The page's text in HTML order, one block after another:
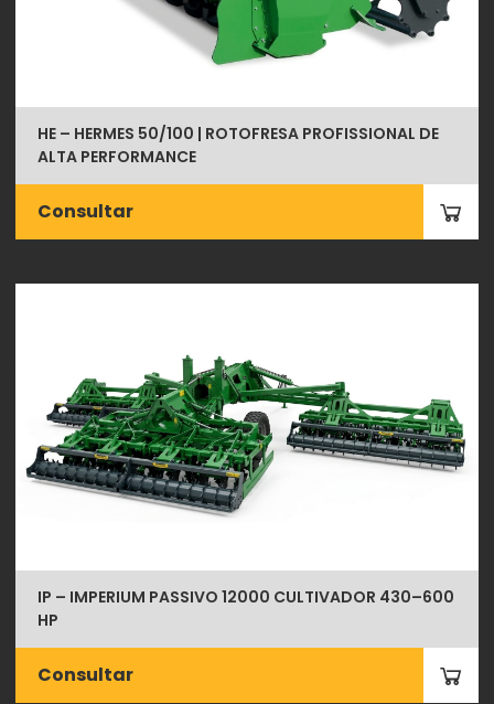
HE – HERMES 50/100 | ROTOFRESA PROFISSIONAL DE
ALTA PERFORMANCE
Consultar
IP – IMPERIUM PASSIVO 12000 CULTIVADOR 430–600
HP
Consultar